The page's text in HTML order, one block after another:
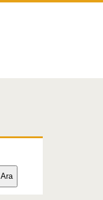
Ara